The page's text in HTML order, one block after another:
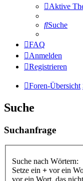
Aktive
Suche
FAQ
Anmelden
Registrieren
Foren-Übersicht
Suche
Suchanfrage
Suche nach Wörtern:
Setze ein + vor ein
vor ein Wort, das